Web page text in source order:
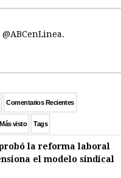
Comentarios Recientes
Más visto Tags
la reforma laboral
el modelo sindical